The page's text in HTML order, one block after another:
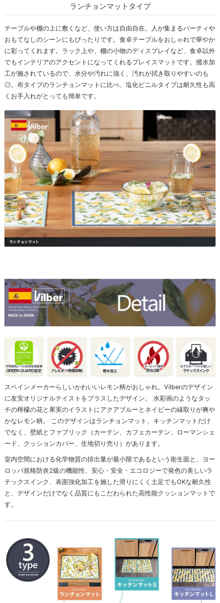
ランチョンマットタイプ
テーブルや棚の上に敷くなど、使い方は自由自在。人が集まるパーティや
おもてなしのシーンにもぴったりです。食卓テーブルをおしゃれで華やか
に彩ってくれます。ラック上や、棚の小物のディスプレイなど、食卓以外
でもインテリアのアクセントになってくれるプレイスマットです。撥水加
工が施されているので、水分や汚れに強く、汚れが拭き取りやすいのも
◎。布タイプのランチョンマットに比べ、塩化ビニルタイプは耐久性も高
くお手入れがとっても簡単です。
スペインメーカーらしいかわいいレモン柄がおしゃれ。Vilberのデザイン
に友安オリジナルテイストをプラスしたデザイン。 水彩画のようなタッ
チの檸檬の花と果実のイラストにアクアブルーとネイビーの縁取りが爽や
かなレモン柄。 このデザインはランチョンマット、キッチンマットだけ
でなく、壁紙とファブリック（カーテン、カフェカーテン、ローマンシェ
ード、クッションカバー、生地切り売り）があります。
室内空間における化学物質の排出量が最小限であるという衛生面と、ヨー
ロッパ規格防炎2級の機能性、安心・安全・エコロジーで発色の美しいラ
テックスインク、表面強化加工を施した滑りにくく土足でもOKな耐久性
と、デザインだけでなく品質にもこだわられた高性能クッションマットで
す。